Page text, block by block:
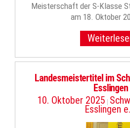
Meisterschaft der S-Klasse
am 18. Oktober
Landesmeistertitel im
Esslingen
10. Oktober 2025 |
Esslingen